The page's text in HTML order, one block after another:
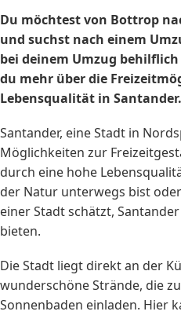
Du möchtest von Bottrop
und suchst nach einem
bei deinem Umzug
du mehr über die
Lebensqualität in Santander.
Santander, eine Stadt in
Möglichkeiten zur
durch eine hohe
der Natur unterwegs bist
einer Stadt schätzt,
bieten.
Die Stadt liegt direkt an der
wunderschöne Strände, die
Sonnenbaden einladen. Hier